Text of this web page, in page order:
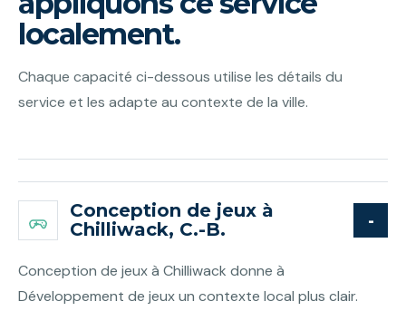
localement.
Chaque capacité ci-dessous utilise les détails du
service et les adapte au contexte de la ville.
Conception de jeux à
Chilliwack, C.-B.
Conception de jeux à Chilliwack donne à
Développement de jeux un contexte local plus clair.